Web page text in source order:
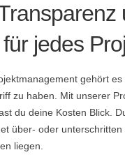
jedes
gehört es
zu haben. Mit unserer
du deine Kosten Blick.
über- oder unterschritten
liegen.